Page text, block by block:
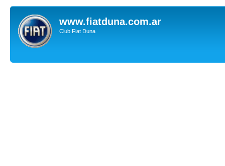
www.fiatduna.com.ar
Club Fiat Duna